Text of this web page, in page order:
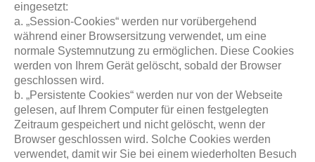
eingesetzt:
a. „Session-Cookies“ werden nur vorübergehend
während einer Browsersitzung verwendet, um eine
normale Systemnutzung zu ermöglichen. Diese Cookies
werden von Ihrem Gerät gelöscht, sobald der Browser
geschlossen wird.
b. „Persistente Cookies“ werden nur von der Webseite
gelesen, auf Ihrem Computer für einen festgelegten
Zeitraum gespeichert und nicht gelöscht, wenn der
Browser geschlossen wird. Solche Cookies werden
verwendet, damit wir Sie bei einem wiederholten Besuch